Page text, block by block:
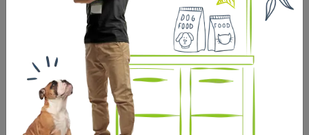
Glucanes et MOS), sulfate de chondroïtine, graines de
chia, inuline de chicorée (FOS), feuilles de bouleau,
feuilles de frêne, huile de poisson, baies de
cynorhodon, feuilles d'artichaut, ortie (partie
aérienne), prêle (partie aérienne), fleurs de sureau,
graines de chia, graines de bourrache, yucca
schidigera, camellia sp., quillaja saponaria.